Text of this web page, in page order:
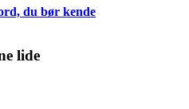
du bør kende
lide